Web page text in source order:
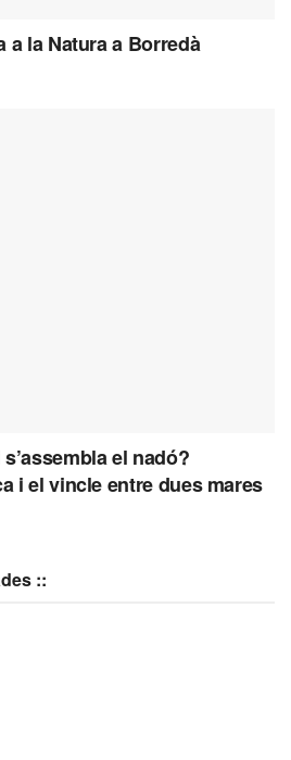
a la Natura a Borredà
el nadó?
i el vincle entre dues mares
::